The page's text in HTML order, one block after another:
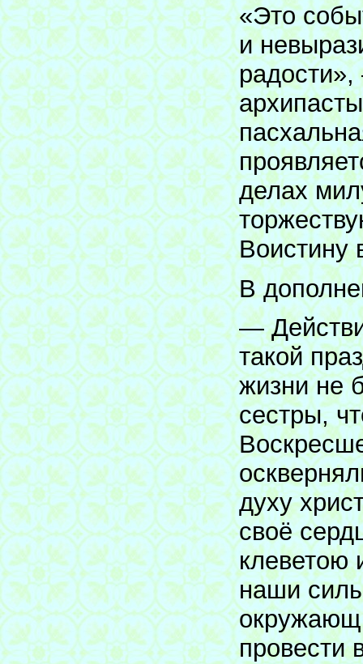
«Это
и
делах
Воистину
В
—
такой
жизни не
сестры,
духу
своё
клеветою
наши
провести